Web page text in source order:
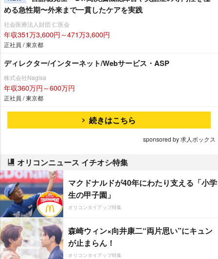
める急性期〜外来まで一貫したケアを実践
社会医療法人財団 仁医会
年収351万3,600円～471万3,600円
正社員 / 東京都
ディレクター/インターネット/Webサービス・ASP
株式会社Nagisa
年収360万円～600万円
正社員 / 東京都
続きはこちら
sponsored by 求人ボックス
オリコンニュース イチオシ特集
マクドナルドが40年にわたり支える「小学
生の甲子園」
オリコンタイアップ特集
森崎ウィン×向井康二“両片思い”にキュン
が止まらん！
オリコンタイアップ特集